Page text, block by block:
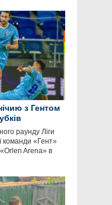
з Гентом
раунду Ліги
команди «Гент»
Arena» в